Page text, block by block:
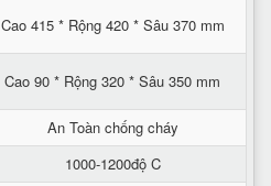
Cao 415 * Rộng 420 * Sâu 370 mm
Cao 90 * Rộng 320 * Sâu 350 mm
An Toàn chống cháy
1000-1200độ C